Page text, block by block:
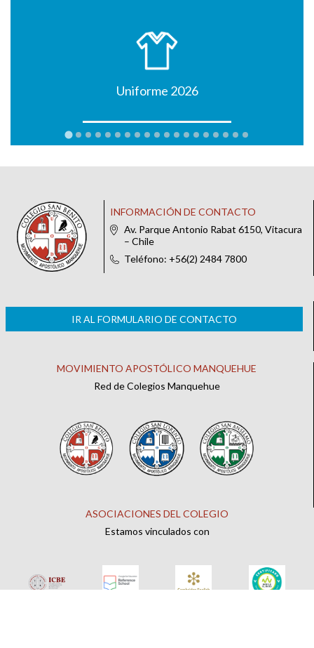
Uniforme 2026
INFORMACIÓN DE CONTACTO
Av. Parque Antonio Rabat 6150, Vitacura
– Chile
Teléfono: +56(2) 2484 7800
IR AL FORMULARIO DE CONTACTO
MOVIMIENTO APOSTÓLICO MANQUEHUE
Red de Colegios Manquehue
ASOCIACIONES DEL COLEGIO
Estamos vinculados con